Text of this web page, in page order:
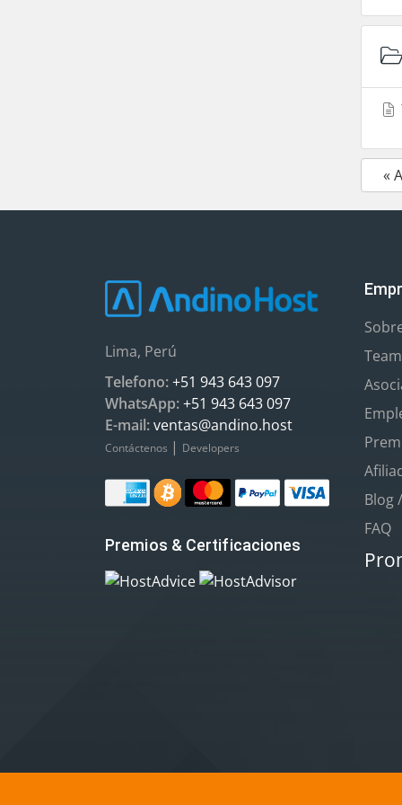
«
Lima, Perú
Telefono:+51 943 643 097
WhatsApp:+51 943 643 097
E-mail:ventas@andino.host
Contáctenos | Developers
Premios & Certificaciones
Team
Blog
FAQ